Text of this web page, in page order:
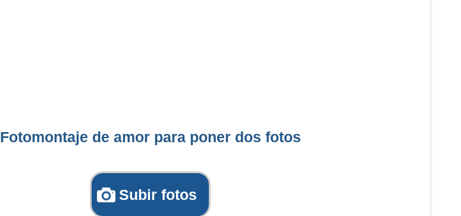
Fotomontaje de amor para poner dos fotos
Subir fotos